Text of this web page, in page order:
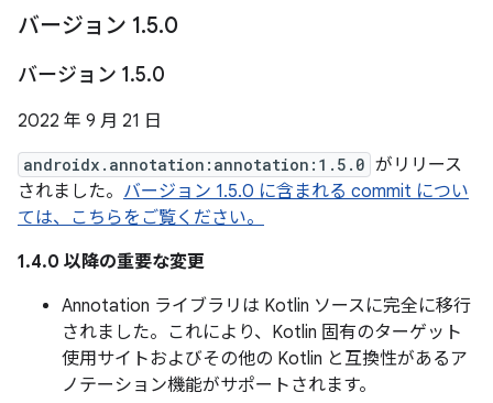
バージョン 1.5.0
バージョン 1.5.0
2022 年 9 月 21 日
androidx.annotation:annotation:1.5.0 がリリース
されました。 バージョン 1.5.0 に含まれる commit につい
ては、こちらをご覧ください。
1.4.0 以降の重要な変更
Annotation ライブラリは Kotlin ソースに完全に移行
されました。これにより、Kotlin 固有のターゲット
使用サイトおよびその他の Kotlin と互換性があるア
ノテーション機能がサポートされます。